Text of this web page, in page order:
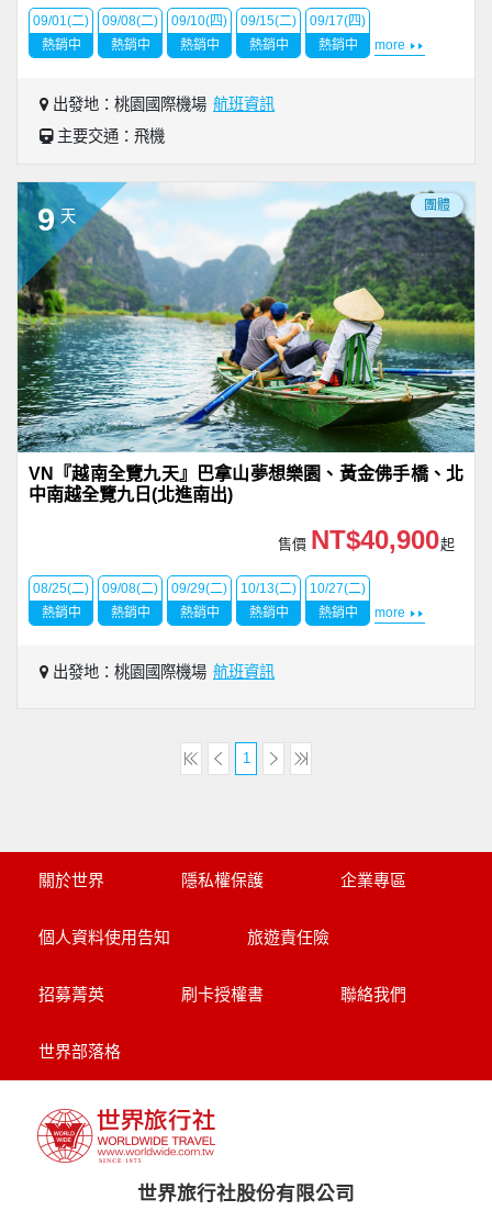
09/01(二)
熱銷中
09/08(二)
熱銷中
09/10(四)
熱銷中
09/15(二)
熱銷中
09/17(四)
熱銷中
more
出發地：桃園國際機場 航班資訊
主要交通：飛機
9 天
團體
VN『越南全覽九天』巴拿山夢想樂園、黃金佛手橋、北
中南越全覽九日(北進南出)
售價 NT$40,900起
08/25(二)
熱銷中
09/08(二)
熱銷中
09/29(二)
熱銷中
10/13(二)
熱銷中
10/27(二)
熱銷中
more
出發地：桃園國際機場 航班資訊
1
關於世界 隱私權保護 企業專區
個人資料使用告知 旅遊責任險
招募菁英 刷卡授權書 聯絡我們
世界部落格
世界旅行社股份有限公司